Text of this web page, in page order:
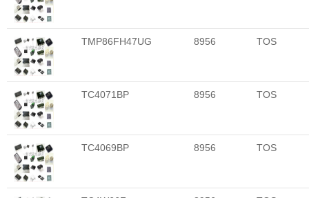
TMP86FH47UG 8956 TOS
TC4071BP 8956 TOS
TC4069BP 8956 TOS